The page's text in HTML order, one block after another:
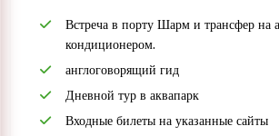
Встреча в порту Шарм и трансфер на
кондиционером.
англоговорящий гид
Дневной тур в аквапарк
Входные билеты на указанные сайты